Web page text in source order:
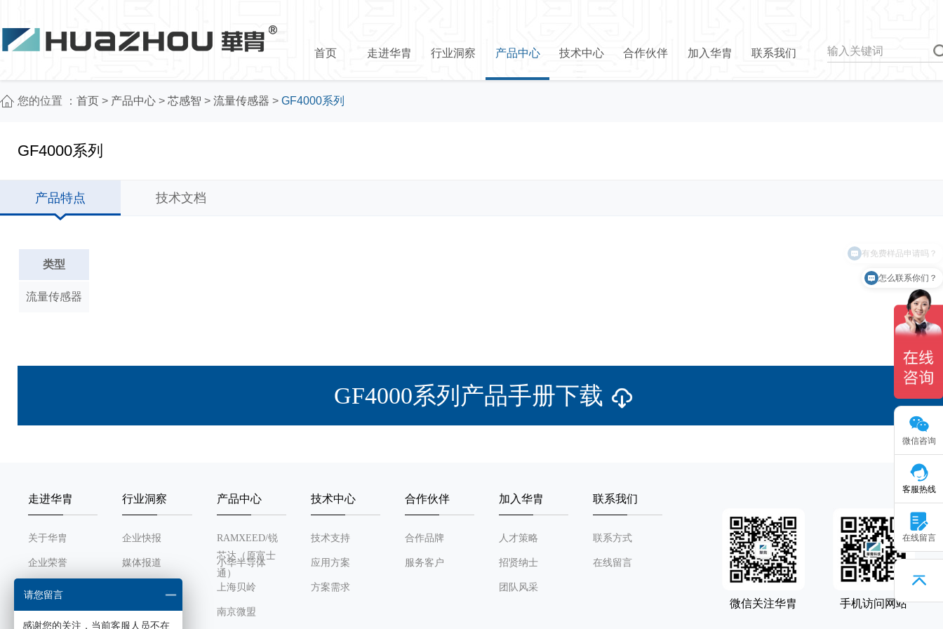
首页 走进华胄 行业洞察 产品中心 技术中心 合作伙伴 加入华胄 联系我们
您的位置 ： 首页 > 产品中心 > 芯感智 > 流量传感器 > GF4000系列
GF4000系列
产品特点 技术文档
类型
流量传感器
GF4000系列产品手册下载
走进华胄
关于华胄
企业荣誉
发展历程
组织架构
行业洞察
企业快报
媒体报道
产品中心
RAMXEED/锐
芯达（原富士
通）
小华半导体
上海贝岭
南京微盟
技术中心
技术支持
应用方案
方案需求
合作伙伴
合作品牌
服务客户
加入华胄
人才策略
招贤纳士
团队风采
联系我们
联系方式
在线留言
微信关注华胄 手机访问网站
微信咨询
客服热线
在线留言
怎么联系你们？
有免费样品申请吗？
请您留言
感谢您的关注，当前客服人员不在